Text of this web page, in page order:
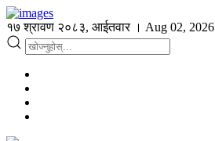
१७ श्रावण २०८३, आईतवार । Aug 02, 2026